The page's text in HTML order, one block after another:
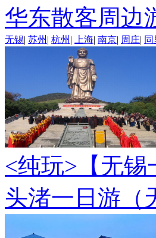
华东散客周边
无锡| 苏州 | 杭州 | 上海| 南京| 周庄| 同
<纯玩> 【无
头渚一日游（